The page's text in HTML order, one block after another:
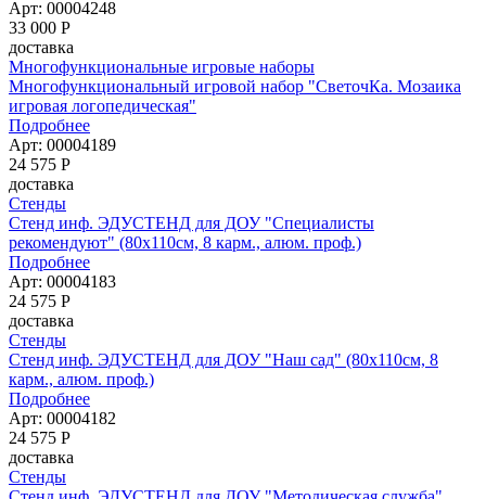
Арт: 00004248
33 000 Р
доставка
Многофункциональные игровые наборы
Многофункциональный игровой набор "СветочКа. Мозаика
игровая логопедическая"
Подробнее
Арт: 00004189
24 575 Р
доставка
Стенды
Стенд инф. ЭДУСТЕНД для ДОУ "Специалисты
рекомендуют" (80х110см, 8 карм., алюм. проф.)
Подробнее
Арт: 00004183
24 575 Р
доставка
Стенды
Стенд инф. ЭДУСТЕНД для ДОУ "Наш сад" (80х110см, 8
карм., алюм. проф.)
Подробнее
Арт: 00004182
24 575 Р
доставка
Стенды